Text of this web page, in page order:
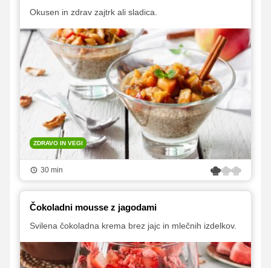
Okusen in zdrav zajtrk ali sladica.
ZDRAVO IN VEGI
30 min
Čokoladni mousse z jagodami
Svilena čokoladna krema brez jajc in mlečnih izdelkov.